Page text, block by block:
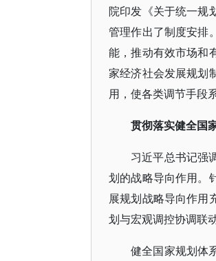
院印发《关于统一规
管理作出了制度安排
能，推动有效市场和
家经济社会发展规划
用，使各类调节手段
贯彻落实健全国
习近平总书记强
划的战略导向作用。
展规划战略导向作用
划与宏观调控协调联
健全国家规划体